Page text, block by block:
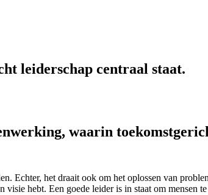
leiderschap centraal staat.
waarin
Echter, het draait ook om het oplossen van
visie hebt. Een goede leider is in staat om mensen